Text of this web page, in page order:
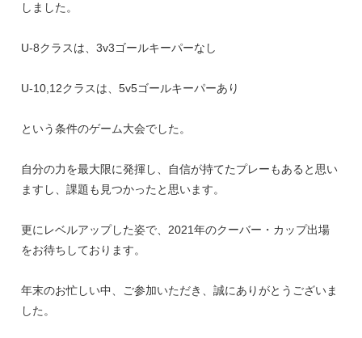
しました。
U-8クラスは、3v3ゴールキーパーなし
U-10,12クラスは、5v5ゴールキーパーあり
という条件のゲーム大会でした。
自分の力を最大限に発揮し、自信が持てたプレーもあると思い
ますし、課題も見つかったと思います。
更にレベルアップした姿で、2021年のクーバー・カップ出場
をお待ちしております。
年末のお忙しい中、ご参加いただき、誠にありがとうございま
した。